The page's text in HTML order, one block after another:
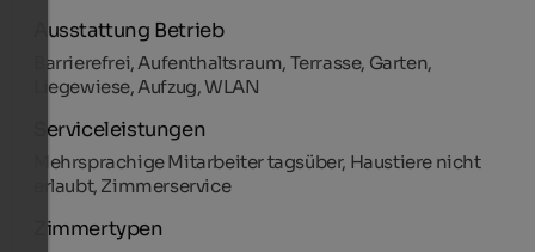
Ausstattung Betrieb
Barrierefrei, Aufenthaltsraum, Terrasse, Garten,
Liegewiese, Aufzug, WLAN
Serviceleistungen
Mehrsprachige Mitarbeiter tagsüber, Haustiere nicht
erlaubt, Zimmerservice
Zimmertypen